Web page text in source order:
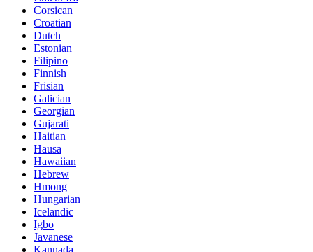
Corsican
Croatian
Dutch
Estonian
Filipino
Finnish
Frisian
Galician
Georgian
Gujarati
Haitian
Hausa
Hawaiian
Hebrew
Hmong
Hungarian
Icelandic
Igbo
Javanese